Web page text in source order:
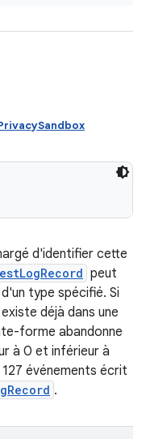
d'identifier cette
peut
type spécifié. Si
déjà dans une
forme abandonne
à 0 et inférieur à
événements écrit
.